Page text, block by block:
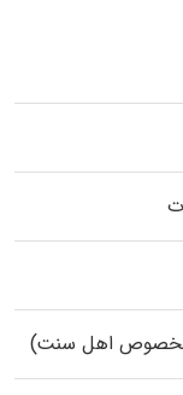
(مخصوص اهل سنت)